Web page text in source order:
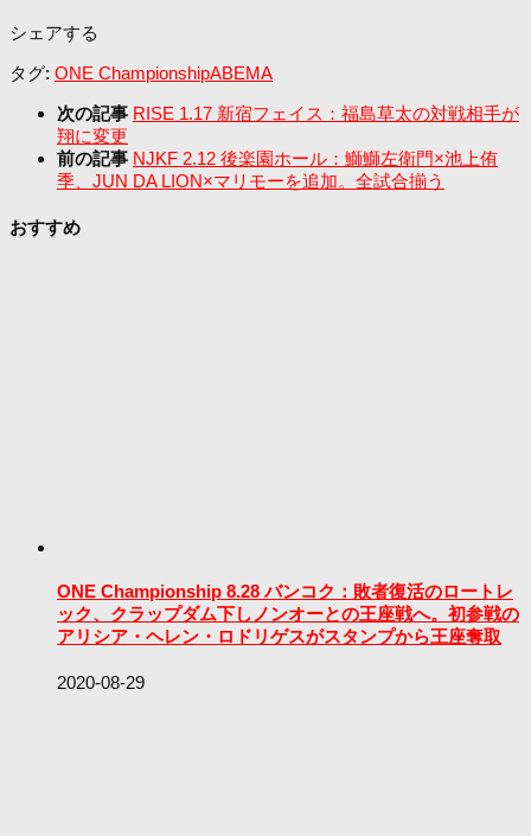
シェアする
タグ: ONE ChampionshipABEMA
次の記事 RISE 1.17 新宿フェイス：福島草太の対戦相手が
翔に変更
前の記事 NJKF 2.12 後楽園ホール：鰤鰤左衛門×池上侑
季、JUN DA LION×マリモーを追加。全試合揃う
おすすめ
ONE Championship 8.28 バンコク：敗者復活のロートレ
ック、クラップダム下しノンオーとの王座戦へ。初参戦の
アリシア・ヘレン・ロドリゲスがスタンプから王座奪取
2020-08-29